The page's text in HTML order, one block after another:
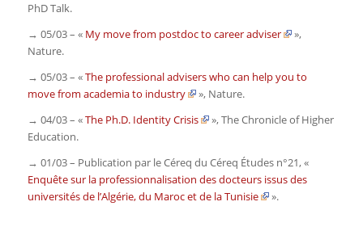
PhD Talk.
→ 05/03 – « My move from postdoc to career adviser
»,
Nature.
→ 05/03 – «The professional advisers who can help you to
move from academia to industry
», Nature.
→ 04/03 – «The Ph.D. Identity Crisis »,The Chronicle of Higher
Education.
→ 01/03 – Publication par le Céreq du Céreq Études n°21, «
Enquête sur la professionnalisation des docteurs issus des
universités de l’Algérie, du Maroc et de la Tunisie
».